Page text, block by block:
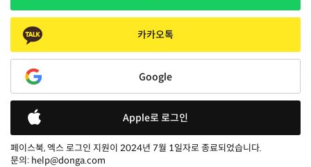
카카오톡
Google
Apple로 로그인
페이스북, 엑스 로그인 지원이 2024년 7월 1일자로 종료되었습니다.
문의: help@donga.com